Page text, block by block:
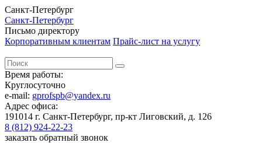
Санкт-Петербург
Санкт-Петербург
Письмо директору
Корпоративным клиентам Прайс-лист на услугу
Время работы:
Круглосуточно
e-mail: gprofspb@yandex.ru
Адрес офиса:
191014 г. Санкт-Петербург, пр-кт Лиговский, д. 126
8 (812) 924-22-23
заказать обратный звонок